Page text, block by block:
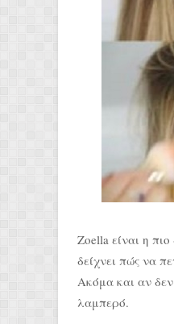
Ζοella είναι η
δείχνει πώς να
Ακόμα και αν δεν
λαμπερό.